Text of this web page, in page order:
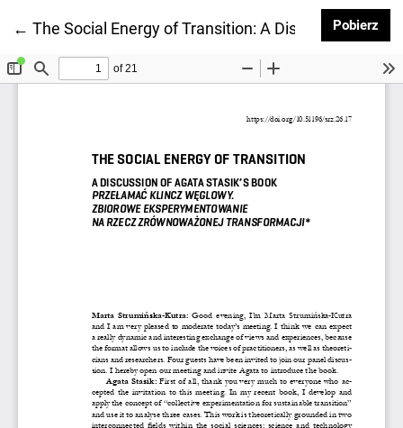
←Wróć do szczegółów artykułu
The Social Energy of Transition: A Discussion of
Pobierz